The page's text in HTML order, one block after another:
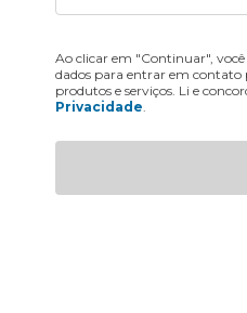
Ao clicar em "Continuar", você
dados para entrar em contato
produtos e serviços. Li e
Privacidade